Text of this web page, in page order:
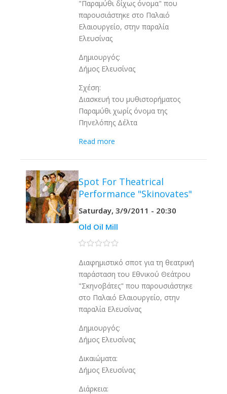
"Παραμύθι δίχως όνομα" που
παρουσιάστηκε στο Παλαιό
Ελαιουργείο, στην παραλία
Ελευσίνας
Δημιουργός:
Δήμος Ελευσίνας
Σχέση:
Διασκευή του μυθιστορήματος
Παραμύθι χωρίς όνομα της
Πηνελόπης Δέλτα
Read more
Spot For Theatrical
Performance "Skinovates"
Saturday, 3/9/2011 - 20:30
Old Oil Mill
0 stars
Διαφημιστικό σποτ για τη θεατρική
παράσταση του Εθνικού Θεάτρου
"Σκηνοβάτες" που παρουσιάστηκε
στο Παλαιό Ελαιουργείο, στην
παραλία Ελευσίνας
Δημιουργός:
Δήμος Ελευσίνας
Δικαιώματα:
Δήμος Ελευσίνας
Διάρκεια: